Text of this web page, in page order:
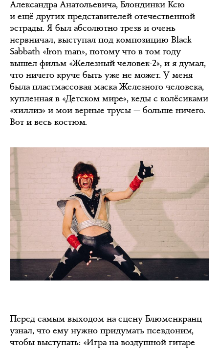
Александра Анатольевича, Блондинки Ксю
и ещё других представителей отечественной
эстрады. Я был абсолютно трезв и очень
нервничал, выступал под композицию Black
Sabbath «Iron man», потому что в том году
вышел фильм «Железный человек-2», и я думал,
что ничего круче быть уже не может. У меня
была пластмассовая маска Железного человека,
купленная в «Детском мире», кеды с колёсиками
«хиллиз» и мои верные трусы — больше ничего.
Вот и весь костюм.
Перед самым выходом на сцену Блюменкранц
узнал, что ему нужно придумать псевдоним,
чтобы выступать: «Игра на воздушной гитаре